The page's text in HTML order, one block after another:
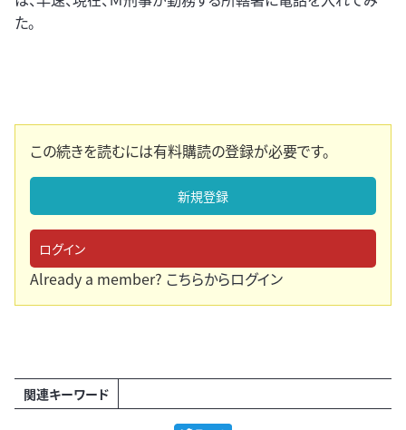
た。
この続きを読むには有料購読の登録が必要です。
新規登録
ログイン
Already a member? こちらからログイン
関連キーワード